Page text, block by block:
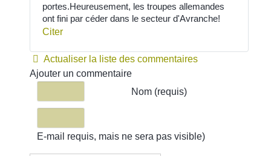
portes.Heureusement, les troupes allemandes
ont fini par céder dans le secteur d'Avranche!
Citer
Actualiser la liste des commentaires
Ajouter un commentaire
Nom (requis)
E-mail requis, mais ne sera pas visible)